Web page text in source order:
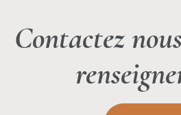
Contactez